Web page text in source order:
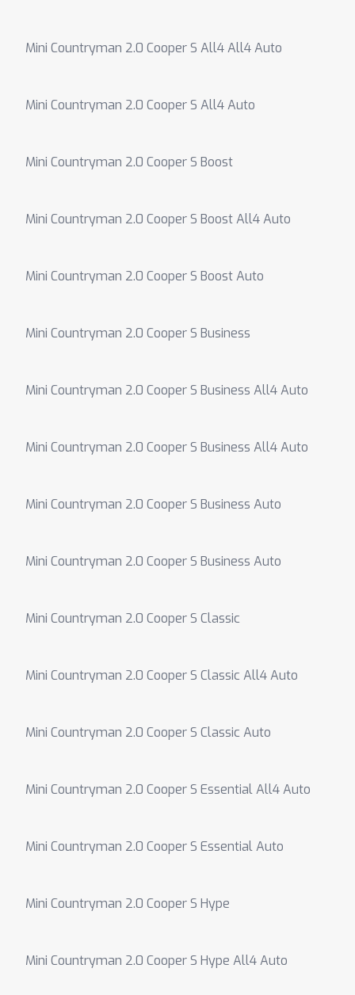
Mini Countryman 2.0 Cooper S All4 All4 Auto
Mini Countryman 2.0 Cooper S All4 Auto
Mini Countryman 2.0 Cooper S Boost
Mini Countryman 2.0 Cooper S Boost All4 Auto
Mini Countryman 2.0 Cooper S Boost Auto
Mini Countryman 2.0 Cooper S Business
Mini Countryman 2.0 Cooper S Business All4 Auto
Mini Countryman 2.0 Cooper S Business All4 Auto
Mini Countryman 2.0 Cooper S Business Auto
Mini Countryman 2.0 Cooper S Business Auto
Mini Countryman 2.0 Cooper S Classic
Mini Countryman 2.0 Cooper S Classic All4 Auto
Mini Countryman 2.0 Cooper S Classic Auto
Mini Countryman 2.0 Cooper S Essential All4 Auto
Mini Countryman 2.0 Cooper S Essential Auto
Mini Countryman 2.0 Cooper S Hype
Mini Countryman 2.0 Cooper S Hype All4 Auto